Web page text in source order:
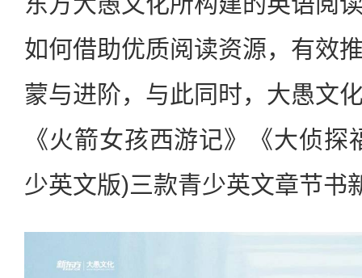
如何借助优质阅读资源，有效
蒙与进阶，与此同时，大愚文
《火箭女孩西游记》《大侦
少英文版)三款青少英文章节书